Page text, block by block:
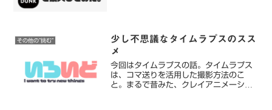
その他の”挑む”
少し不思議なタイムラプスのスス
メ
今回はタイムラプスの話。タイムラプス
は、コマ送りを活用した撮影方法のこ
と。まるで昔みた、クレイアニメーショ